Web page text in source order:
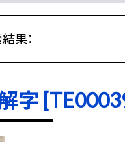
果：
字